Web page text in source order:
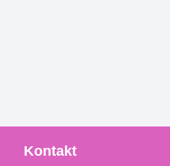
Kontakt